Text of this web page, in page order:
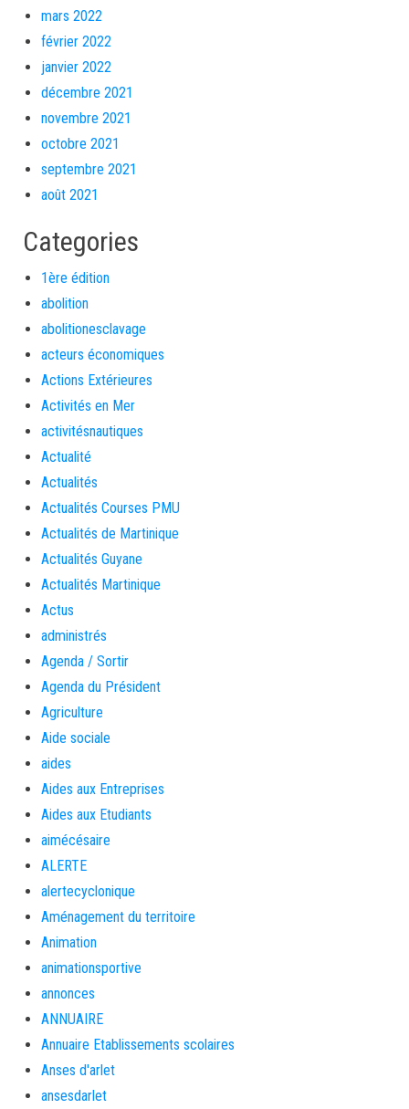
mars 2022
février 2022
janvier 2022
décembre 2021
novembre 2021
octobre 2021
septembre 2021
août 2021
Categories
1ère édition
abolition
abolitionesclavage
acteurs économiques
Actions Extérieures
Activités en Mer
activitésnautiques
Actualité
Actualités
Actualités Courses PMU
Actualités de Martinique
Actualités Guyane
Actualités Martinique
Actus
administrés
Agenda / Sortir
Agenda du Président
Agriculture
Aide sociale
aides
Aides aux Entreprises
Aides aux Etudiants
aimécésaire
ALERTE
alertecyclonique
Aménagement du territoire
Animation
animationsportive
annonces
ANNUAIRE
Annuaire Etablissements scolaires
Anses d'arlet
ansesdarlet